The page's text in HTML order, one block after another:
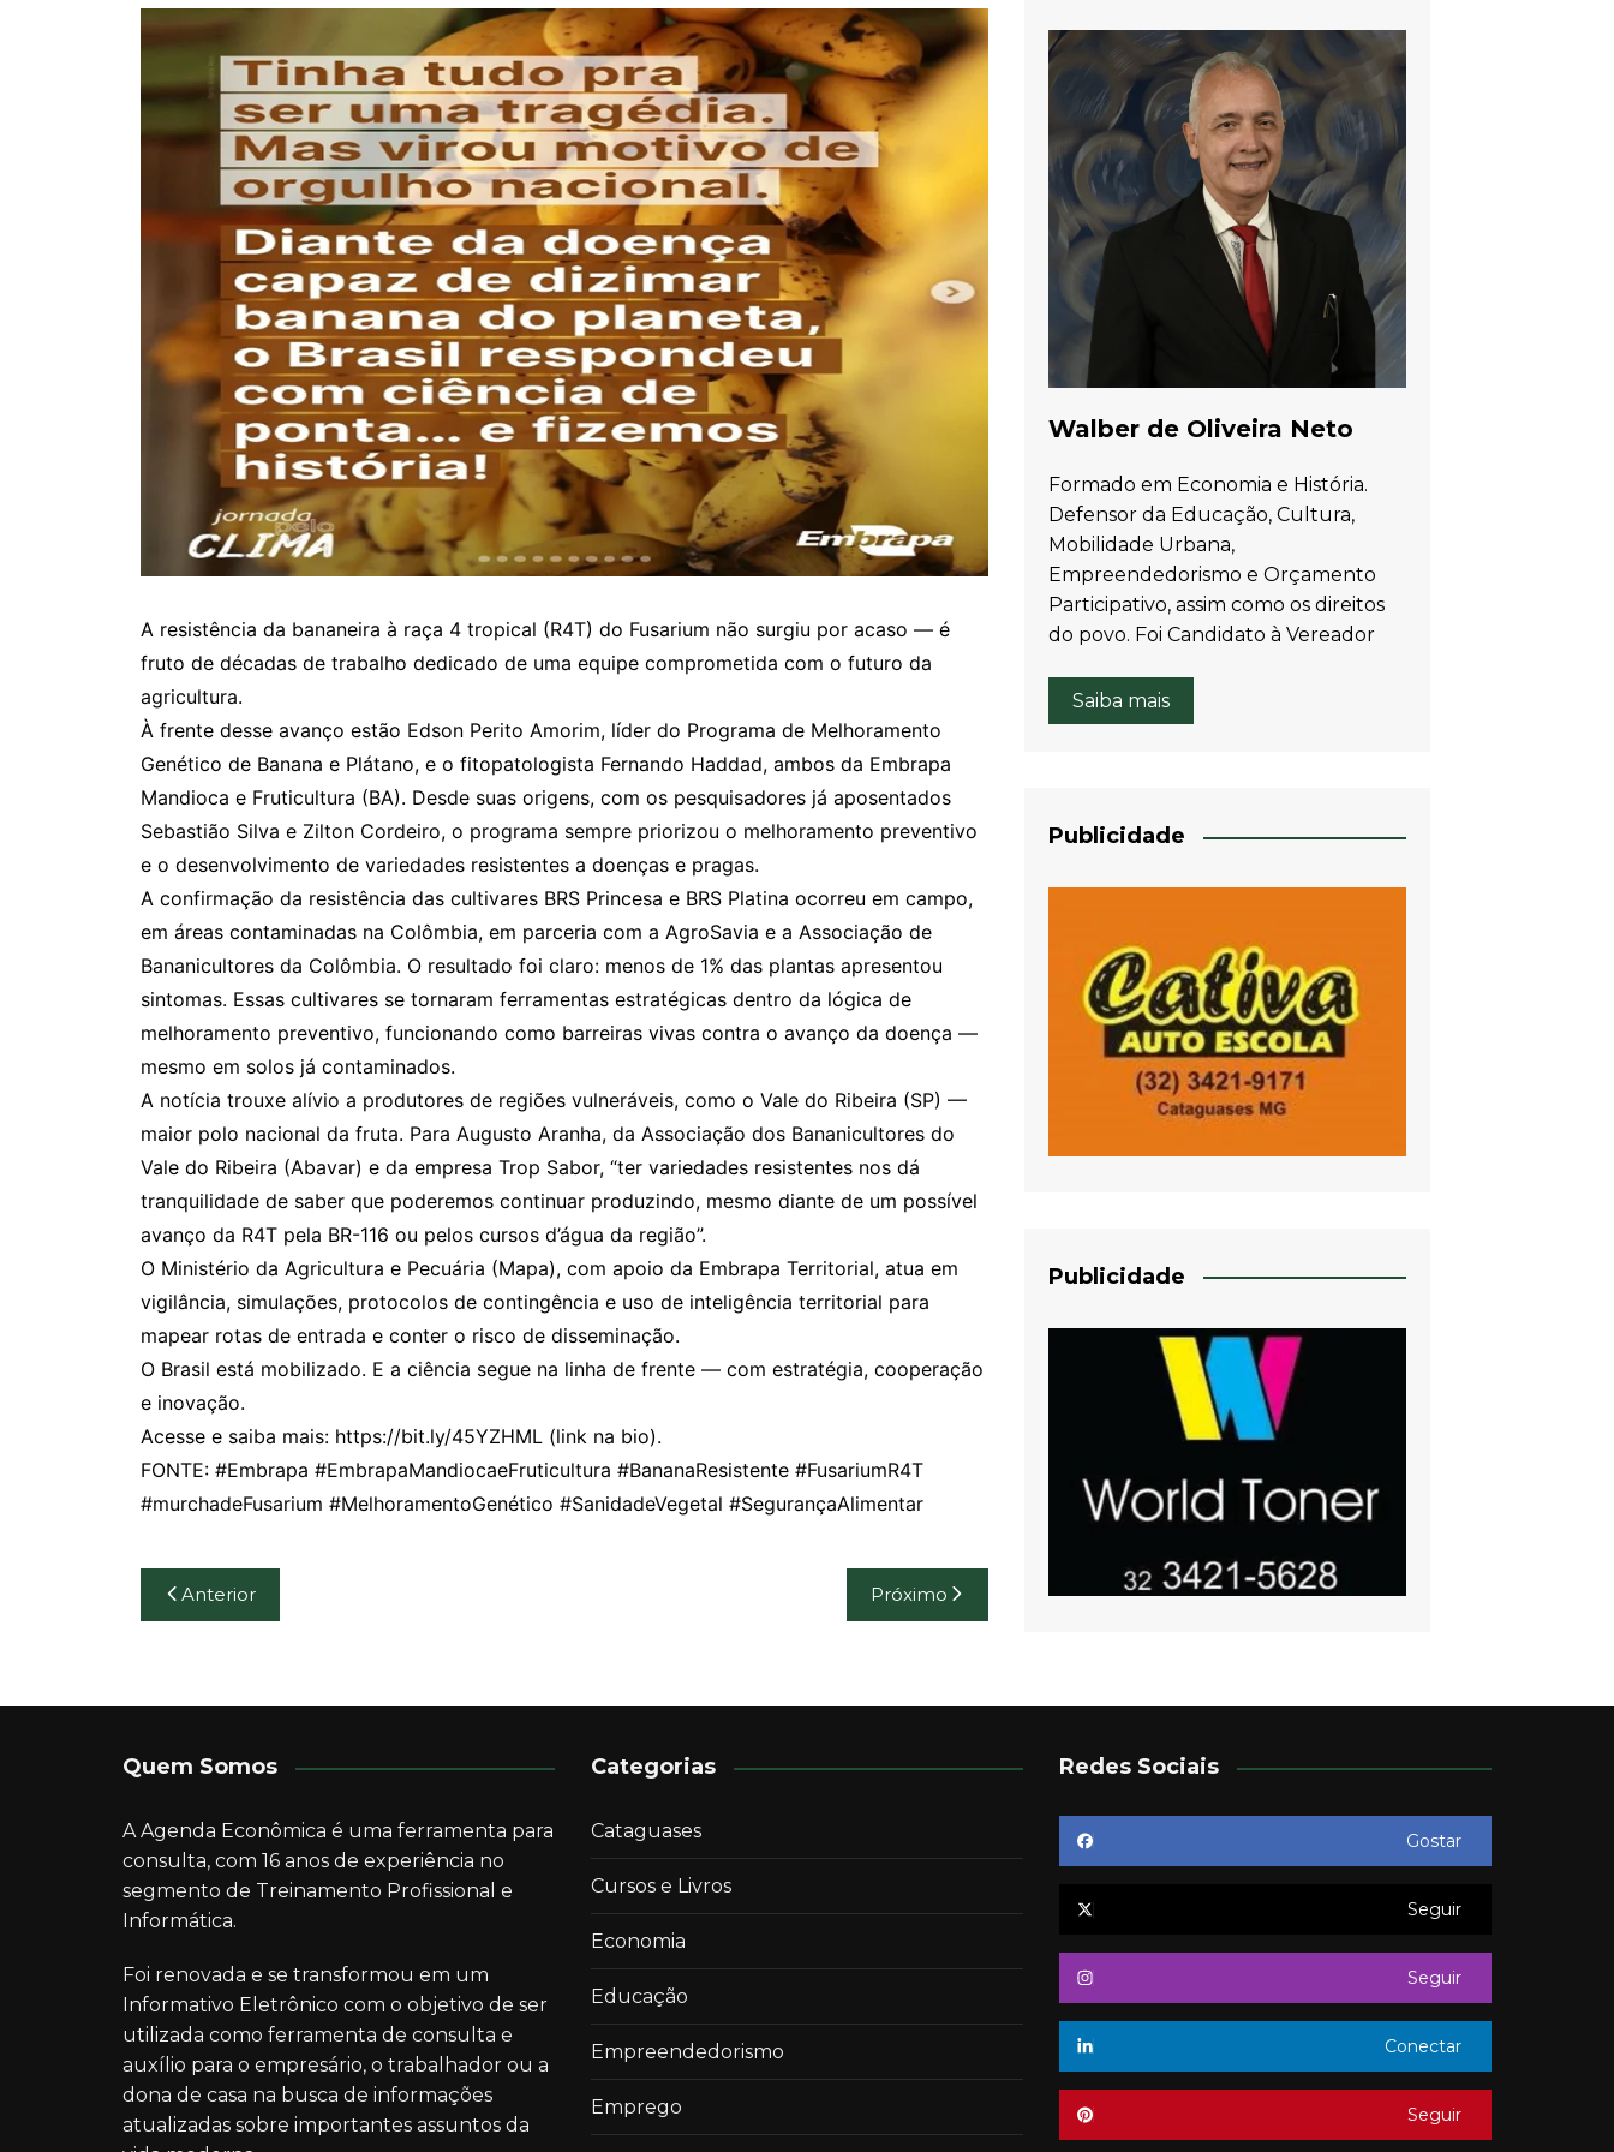
A resistência da bananeira à raça 4 tropical (R4T) do Fusarium não surgiu por acaso — é
fruto de décadas de trabalho dedicado de uma equipe comprometida com o futuro da
agricultura.
À frente desse avanço estão Edson Perito Amorim, líder do Programa de Melhoramento
Genético de Banana e Plátano, e o fitopatologista Fernando Haddad, ambos da Embrapa
Mandioca e Fruticultura (BA). Desde suas origens, com os pesquisadores já aposentados
Sebastião Silva e Zilton Cordeiro, o programa sempre priorizou o melhoramento preventivo
e o desenvolvimento de variedades resistentes a doenças e pragas.
A confirmação da resistência das cultivares BRS Princesa e BRS Platina ocorreu em campo,
em áreas contaminadas na Colômbia, em parceria com a AgroSavia e a Associação de
Bananicultores da Colômbia. O resultado foi claro: menos de 1% das plantas apresentou
sintomas. Essas cultivares se tornaram ferramentas estratégicas dentro da lógica de
melhoramento preventivo, funcionando como barreiras vivas contra o avanço da doença —
mesmo em solos já contaminados.
A notícia trouxe alívio a produtores de regiões vulneráveis, como o Vale do Ribeira (SP) —
maior polo nacional da fruta. Para Augusto Aranha, da Associação dos Bananicultores do
Vale do Ribeira (Abavar) e da empresa Trop Sabor, “ter variedades resistentes nos dá
tranquilidade de saber que poderemos continuar produzindo, mesmo diante de um possível
avanço da R4T pela BR-116 ou pelos cursos d’água da região”.
O Ministério da Agricultura e Pecuária (Mapa), com apoio da Embrapa Territorial, atua em
vigilância, simulações, protocolos de contingência e uso de inteligência territorial para
mapear rotas de entrada e conter o risco de disseminação.
O Brasil está mobilizado. E a ciência segue na linha de frente — com estratégia, cooperação
e inovação.
Acesse e saiba mais: https://bit.ly/45YZHML (link na bio).
FONTE: #Embrapa #EmbrapaMandiocaeFruticultura #BananaResistente #FusariumR4T
#murchadeFusarium #MelhoramentoGenético #SanidadeVegetal #SegurançaAlimentar
Navegação
de
Anterior Próximo
Walber de Oliveira Neto
Formado em Economia e História.
Defensor da Educação, Cultura,
Mobilidade Urbana,
Empreendedorismo e Orçamento
Participativo, assim como os direitos
do povo. Foi Candidato à Vereador
Saiba mais
Publicidade
Publicidade
Quem Somos
A Agenda Econômica é uma ferramenta para
consulta, com 16 anos de experiência no
segmento de Treinamento Profissional e
Informática.
Foi renovada e se transformou em um
Informativo Eletrônico com o objetivo de ser
utilizada como ferramenta de consulta e
auxílio para o empresário, o trabalhador ou a
dona de casa na busca de informações
atualizadas sobre importantes assuntos da
Categorias
Cataguases
Cursos e Livros
Economia
Educação
Empreendedorismo
Emprego
Redes Sociais
Gostar
Seguir
Seguir
Conectar
Seguir